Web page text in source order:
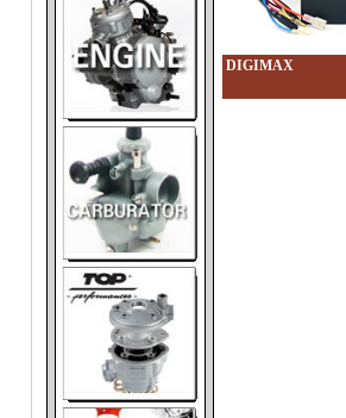
DIGIMAX